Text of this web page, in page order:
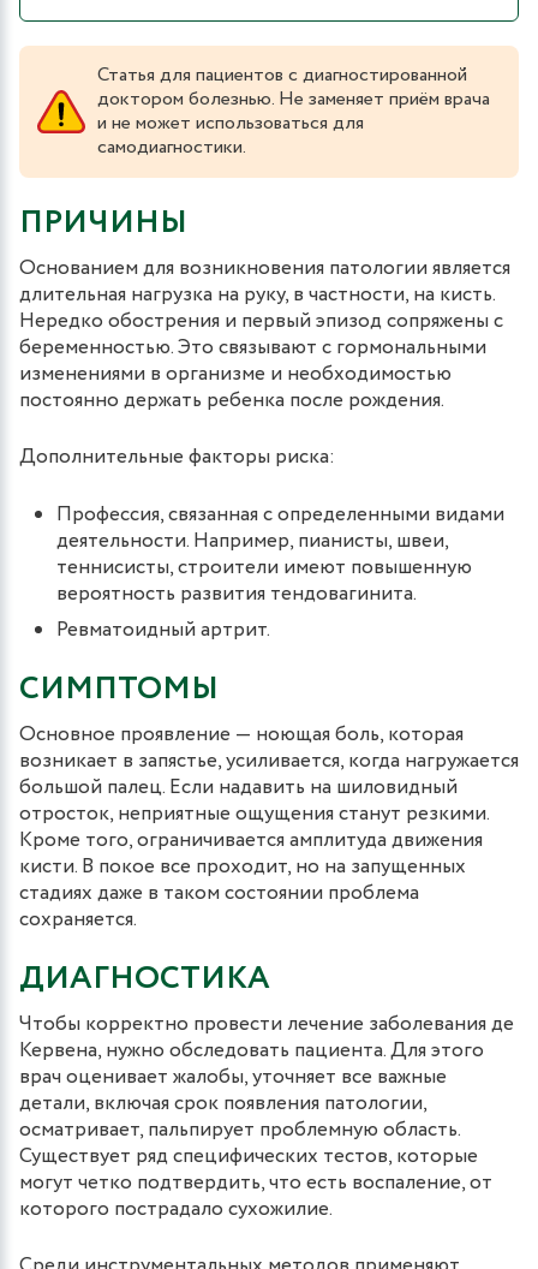
Статья для пациентов с диагностированной
доктором болезнью. Не заменяет приём врача
и не может использоваться для
самодиагностики.
ПРИЧИНЫ
Основанием для возникновения патологии является
длительная нагрузка на руку, в частности, на кисть.
Нередко обострения и первый эпизод сопряжены с
беременностью. Это связывают с гормональными
изменениями в организме и необходимостью
постоянно держать ребенка после рождения.
Дополнительные факторы риска:
Профессия, связанная с определенными видами
деятельности. Например, пианисты, швеи,
теннисисты, строители имеют повышенную
вероятность развития тендовагинита.
Ревматоидный артрит.
СИМПТОМЫ
Основное проявление — ноющая боль, которая
возникает в запястье, усиливается, когда нагружается
большой палец. Если надавить на шиловидный
отросток, неприятные ощущения станут резкими.
Кроме того, ограничивается амплитуда движения
кисти. В покое все проходит, но на запущенных
стадиях даже в таком состоянии проблема
сохраняется.
ДИАГНОСТИКА
Чтобы корректно провести лечение заболевания де
Кервена, нужно обследовать пациента. Для этого
врач оценивает жалобы, уточняет все важные
детали, включая срок появления патологии,
осматривает, пальпирует проблемную область.
Существует ряд специфических тестов, которые
могут четко подтвердить, что есть воспаление, от
которого пострадало сухожилие.